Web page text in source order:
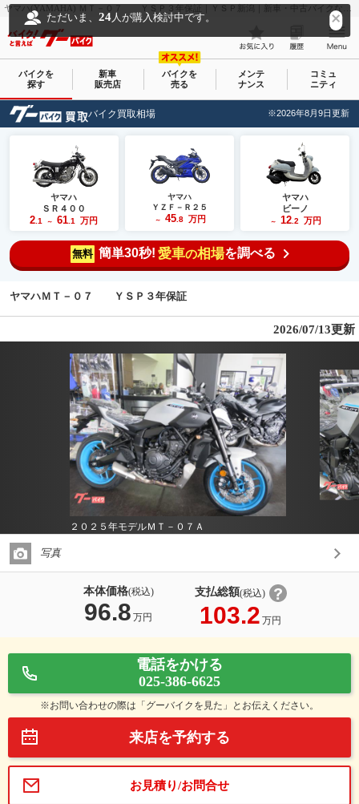
ヤマハ(YAMAHA) ＭＴ－０７ ＹＳＰ３年保証｜ＹＳＰ新潟｜新車・中古バイクなら【グーバイク(GooBike)】
ただいま、24人が購入検討中です。
バイクを
探す
新車
販売店
バイクを
売る
メンテ
ナンス
コミュ
ニティ
バイク買取相場 ※2026年8月9日更新
ヤマハ
ＳＲ４００
2 .1 ～ 61 .1 万円
ヤマハ
ＹＺＦ－Ｒ２５
～ 45.8 万円
ヤマハ
ビーノ
～ 12.2 万円
無料 簡単30秒! 愛車の相場を調べる
ヤマハＭＴ－０７ ＹＳＰ３年保証
2026/07/13更新
２０２５年モデルＭＴ－０７Ａ
写真
本体価格(税込)
96.8 万円
支払総額(税込)
103.2 万円
電話をかける
025-386-6625
※お問い合わせの際は「グーバイクを見た」とお伝えください。
来店を予約する
お見積り/お問合せ